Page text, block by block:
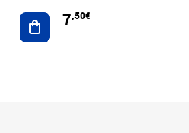
Ajouter au panier
7,50€